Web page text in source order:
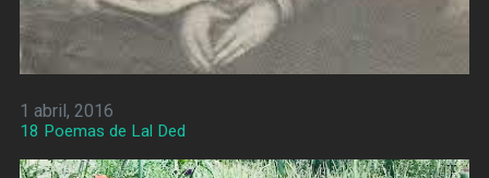
1 abril, 2016
18 Poemas de Lal Ded